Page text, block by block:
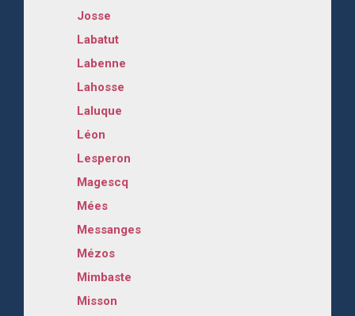
Josse
Labatut
Labenne
Lahosse
Laluque
Léon
Lesperon
Magescq
Mées
Messanges
Mézos
Mimbaste
Misson